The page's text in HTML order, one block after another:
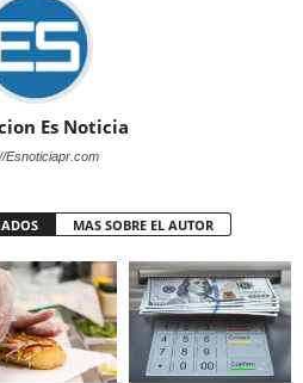
Es Noticia
Esnoticiapr.com
MAS SOBRE EL AUTOR